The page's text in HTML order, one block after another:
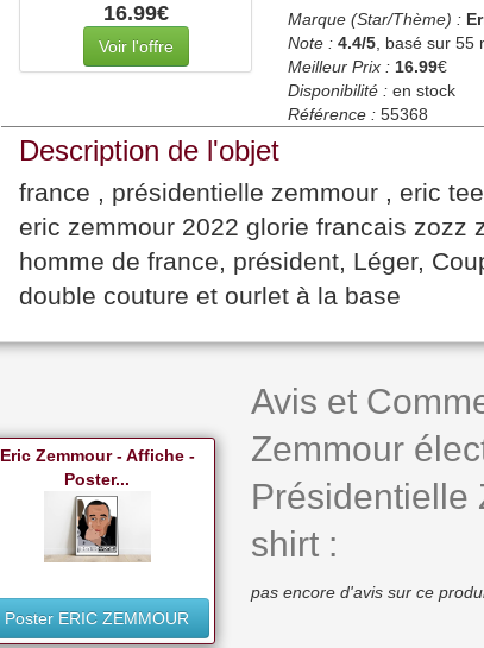
16.99€
Voir l'offre
Marque (Star/Thème) :
Note : 4.4/5, basé sur 55
Meilleur Prix : 16.99€
Disponibilité : en stock
Référence : 55368
Description de l'objet
france , présidentielle zemmour , eric
eric zemmour 2022 glorie francais zozz
homme de france, président, Léger,
double couture et ourlet à la base
Eric Zemmour - Affiche -
Poster...
Poster ERIC ZEMMOUR
Avis et
Zemmour
Présidentielle
shirt :
pas encore d'avis sur ce